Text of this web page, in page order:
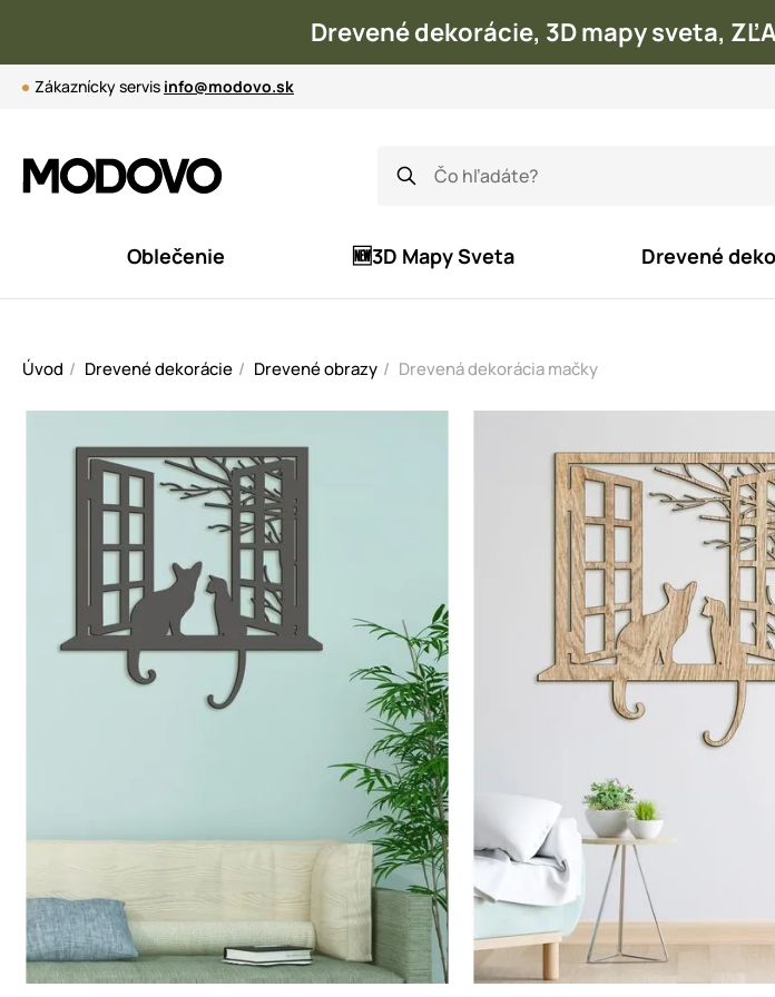
Drevené dekorácie, 3D mapy sveta,
Zákaznícky servis info@modovo.sk
Oblečenie 🆕3D Mapy Sveta Drevené
Úvod Drevené dekorácie Drevené obrazy Drevená dekorácia mačky